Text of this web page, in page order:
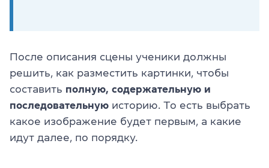
После описания сцены ученики должны
решить, как разместить картинки, чтобы
составить полную, содержательную и
последовательную историю. То есть выбрать
какое изображение будет первым, а какие
идут далее, по порядку.